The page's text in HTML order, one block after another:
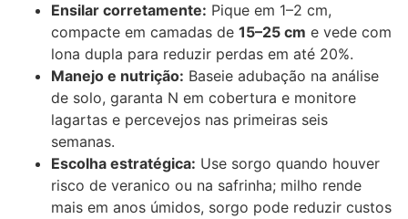
Ensilar corretamente: Pique em 1–2 cm,
compacte em camadas de 15–25 cm e vede com
lona dupla para reduzir perdas em até 20%.
Manejo e nutrição: Baseie adubação na análise
de solo, garanta N em cobertura e monitore
lagartas e percevejos nas primeiras seis
semanas.
Escolha estratégica: Use sorgo quando houver
risco de veranico ou na safrinha; milho rende
mais em anos úmidos, sorgo pode reduzir custos